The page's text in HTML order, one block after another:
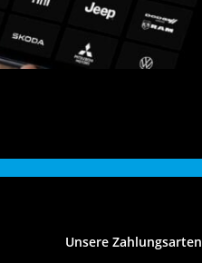
Unsere Zahlungsarten